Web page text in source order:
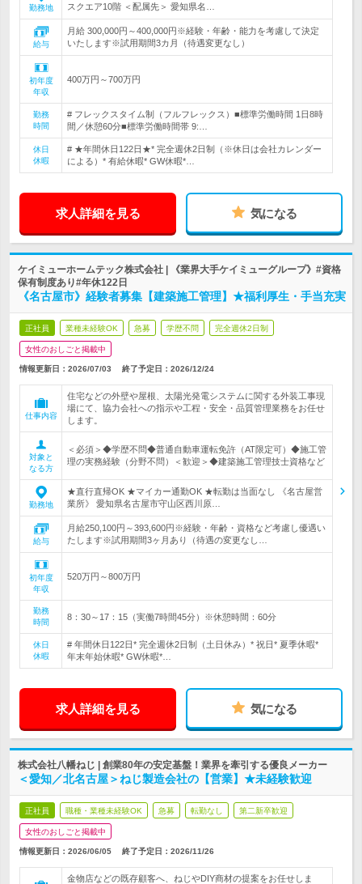
勤務地 スクエア10階 ＜配属先＞ 愛知県名…
給与
月給 300,000円～400,000円※経験・年齢・能力を考慮して決定
いたします※試用期間3カ月（待遇変更なし）
初年度
年収
400万円～700万円
勤務
時間
# フレックスタイム制（フルフレックス）■標準労働時間 1日8時
間／休憩60分■標準労働時間帯 9:…
休日
休暇
# ★年間休日122日★* 完全週休2日制（※休日は会社カレンダー
による）* 有給休暇* GW休暇*…
求人詳細を見る 気になる
ケイミューホームテック株式会社 | 《業界大手ケイミューグループ》#資格
保有制度あり#年休122日
《名古屋市》経験者募集【建築施工管理】★福利厚生・手当充実
正社員 業種未経験OK 急募 学歴不問 完全週休2日制
女性のおしごと掲載中
情報更新日：2026/07/03 終了予定日： 2026/12/24
仕事内容
住宅などの外壁や屋根、太陽光発電システムに関する外装工事現
場にて、協力会社への指示や工程・安全・品質管理業務をお任せ
します。
対象と
なる方
＜必須＞◆学歴不問◆普通自動車運転免許（AT限定可）◆施工管
理の実務経験（分野不問）＜歓迎＞◆建築施工管理技士資格など
勤務地
★直行直帰OK ★マイカー通勤OK ★転勤は当面なし 《名古屋営
業所》 愛知県名古屋市守山区西川原…
給与
月給250,100円～393,600円※経験・年齢・資格など考慮し優遇い
たします※試用期間3ヶ月あり（待遇の変更なし…
初年度
年収
520万円～800万円
勤務
時間
8：30～17：15（実働7時間45分）※休憩時間：60分
休日
休暇
# 年間休日122日* 完全週休2日制（土日休み）* 祝日* 夏季休暇*
年末年始休暇* GW休暇*…
求人詳細を見る 気になる
株式会社八幡ねじ | 創業80年の安定基盤！業界を牽引する優良メーカー
＜愛知／北名古屋＞ねじ製造会社の【営業】★未経験歓迎
正社員 職種・業種未経験OK 急募 転勤なし 第二新卒歓迎
女性のおしごと掲載中
情報更新日：2026/06/05 終了予定日： 2026/11/26
金物店などの既存顧客へ、ねじやDIY商材の提案をお任せしま